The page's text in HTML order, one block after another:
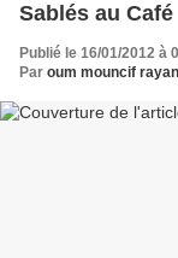
Sablés au Café
Publié le 16/01/2012 à
Par oum mouncif rayan